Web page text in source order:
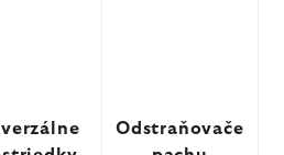
Odstraňovače